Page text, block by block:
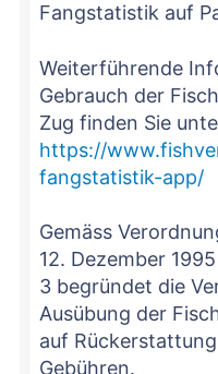
Fangstatistik auf
Weiterführende
Gebrauch der
Zug finden Sie
https://
fangstatistik-app/
Gemäss
12. Dezember
3 begründet die
Ausübung der
auf
Gebühren.